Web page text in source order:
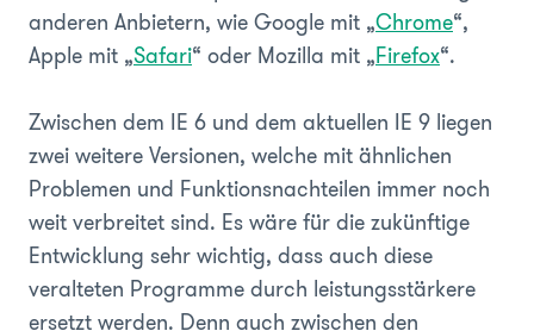
anderen Anbietern, wie Google mit „Chrome“,
Apple mit „Safari“ oder Mozilla mit „Firefox“.
Zwischen dem IE 6 und dem aktuellen IE 9 liegen
zwei weitere Versionen, welche mit ähnlichen
Problemen und Funktionsnachteilen immer noch
weit verbreitet sind. Es wäre für die zukünftige
Entwicklung sehr wichtig, dass auch diese
veralteten Programme durch leistungsstärkere
ersetzt werden. Denn auch zwischen den